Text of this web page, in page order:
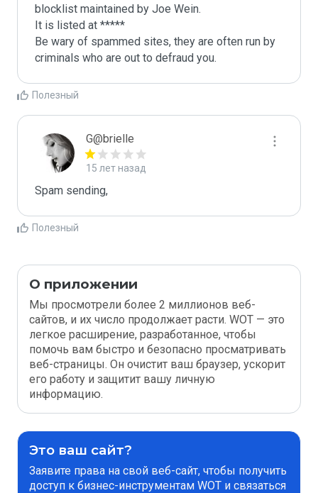
blocklist maintained by Joe Wein.
It is listed at *****
Be wary of spammed sites, they are often run by
criminals who are out to defraud you.
Полезный
G@brielle
15 лет назад
Spam sending,
Полезный
О приложении
Мы просмотрели более 2 миллионов веб-
сайтов, и их число продолжает расти. WOT — это
легкое расширение, разработанное, чтобы
помочь вам быстро и безопасно просматривать
веб-страницы. Он очистит ваш браузер, ускорит
его работу и защитит вашу личную
информацию.
Это ваш сайт?
Заявите права на свой веб-сайт, чтобы получить
доступ к бизнес-инструментам WOT и связаться